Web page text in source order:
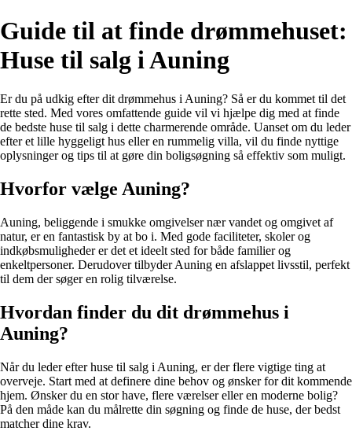
Guide til at finde drømmehuset:
Huse til salg i Auning
Er du på udkig efter dit drømmehus i Auning? Så er du kommet til det
rette sted. Med vores omfattende guide vil vi hjælpe dig med at finde
de bedste huse til salg i dette charmerende område. Uanset om du leder
efter et lille hyggeligt hus eller en rummelig villa, vil du finde nyttige
oplysninger og tips til at gøre din boligsøgning så effektiv som muligt.
Hvorfor vælge Auning?
Auning, beliggende i smukke omgivelser nær vandet og omgivet af
natur, er en fantastisk by at bo i. Med gode faciliteter, skoler og
indkøbsmuligheder er det et ideelt sted for både familier og
enkeltpersoner. Derudover tilbyder Auning en afslappet livsstil, perfekt
til dem der søger en rolig tilværelse.
Hvordan finder du dit drømmehus i
Auning?
Når du leder efter huse til salg i Auning, er der flere vigtige ting at
overveje. Start med at definere dine behov og ønsker for dit kommende
hjem. Ønsker du en stor have, flere værelser eller en moderne bolig?
På den måde kan du målrette din søgning og finde de huse, der bedst
matcher dine krav.